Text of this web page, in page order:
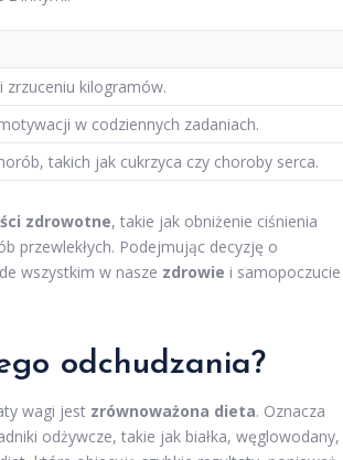
zrzuceniu kilogramów.
w codziennych zadaniach.
takich jak cukrzyca czy choroby serca.
zdrowotne, takie jak obniżenie ciśnienia
przewlekłych. Podejmując decyzję o
wszystkim w nasze zdrowie i samopoczucie
odchudzania?
wagi jest zrównoważona dieta. Oznacza
odżywcze, takie jak białka, węglowodany,